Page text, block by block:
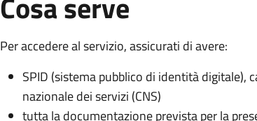
Per accedere al servizio, assicurati di avere:
SPID (sistema pubblico di identità digitale),
nazionale dei servizi (CNS)
tutta la documentazione prevista per la